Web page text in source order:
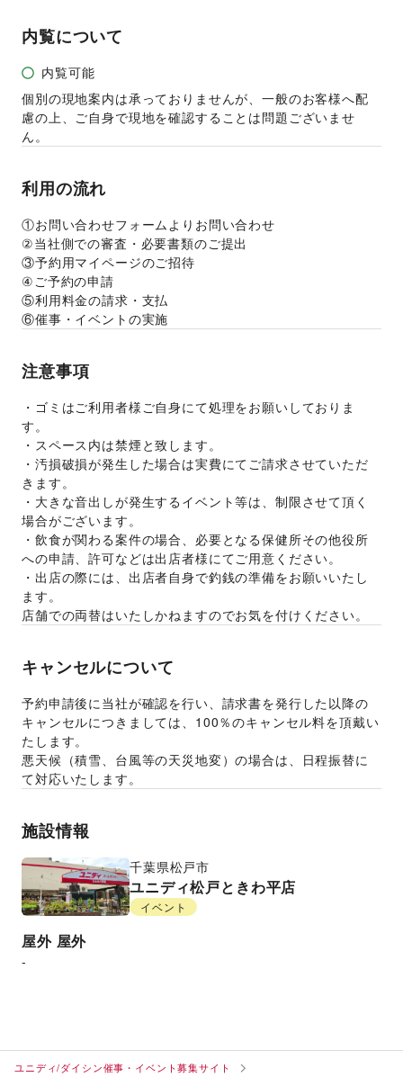
その他エンタメ・ガジェット
内覧について
内覧可能
個別の現地案内は承っておりませんが、一般のお客様へ配
慮の上、ご自身で現地を確認することは問題ございませ
ん。
利用の流れ
①お問い合わせフォームよりお問い合わせ
②当社側での審査・必要書類のご提出
③予約用マイページのご招待
④ご予約の申請
⑤利用料金の請求・支払
⑥催事・イベントの実施
注意事項
・ゴミはご利用者様ご自身にて処理をお願いしておりま
す。
・スペース内は禁煙と致します。
・汚損破損が発生した場合は実費にてご請求させていただ
きます。
・大きな音出しが発生するイベント等は、制限させて頂く
場合がございます。
・飲食が関わる案件の場合、必要となる保健所その他役所
への申請、許可などは出店者様にてご用意ください。
・出店の際には、出店者自身で釣銭の準備をお願いいたし
ます。
店舗での両替はいたしかねますのでお気を付けください。
キャンセルについて
予約申請後に当社が確認を行い、請求書を発行した以降の
キャンセルにつきましては、100％のキャンセル料を頂戴い
たします。
悪天候（積雪、台風等の天災地変）の場合は、日程振替に
て対応いたします。
施設情報
千葉県松戸市
ユニディ松戸ときわ平店
イベント
屋外 屋外
-
ユニディ/ダイシン催事・イベント募集サイト